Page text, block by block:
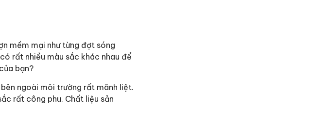
mềm mại như từng đợt sóng
rất nhiều màu sắc khác nhau để
bạn?
ngoài môi trường rất mãnh liệt.
rất công phu. Chất liệu sản